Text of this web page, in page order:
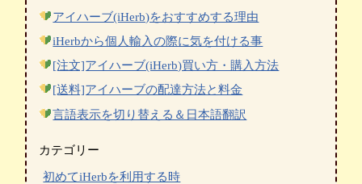
アイハーブ(iHerb)をおすすめする理由
iHerbから個人輸入の際に気を付ける事
[注文]アイハーブ(iHerb)買い方・購入方法
[送料]アイハーブの配達方法と料金
言語表示を切り替える＆日本語翻訳
カテゴリー
初めてiHerbを利用する時